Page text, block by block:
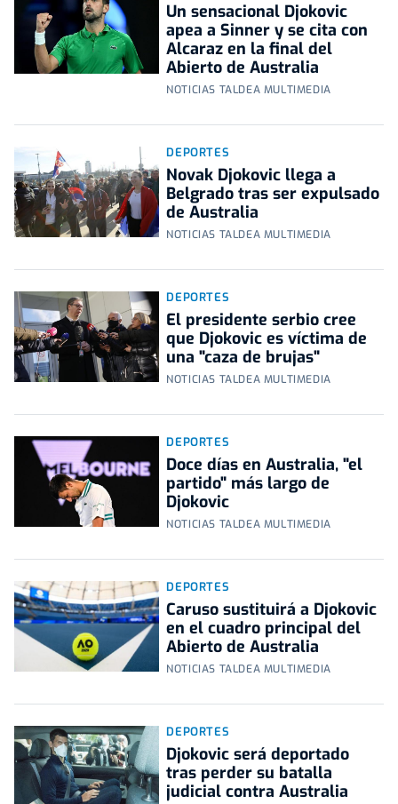
Un sensacional Djokovic
apea a Sinner y se cita con
Alcaraz en la final del
Abierto de Australia
NOTICIAS TALDEA MULTIMEDIA
DEPORTES
Novak Djokovic llega a
Belgrado tras ser expulsado
de Australia
NOTICIAS TALDEA MULTIMEDIA
DEPORTES
El presidente serbio cree
que Djokovic es víctima de
una "caza de brujas"
NOTICIAS TALDEA MULTIMEDIA
DEPORTES
Doce días en Australia, "el
partido" más largo de
Djokovic
NOTICIAS TALDEA MULTIMEDIA
DEPORTES
Caruso sustituirá a Djokovic
en el cuadro principal del
Abierto de Australia
NOTICIAS TALDEA MULTIMEDIA
DEPORTES
Djokovic será deportado
tras perder su batalla
judicial contra Australia